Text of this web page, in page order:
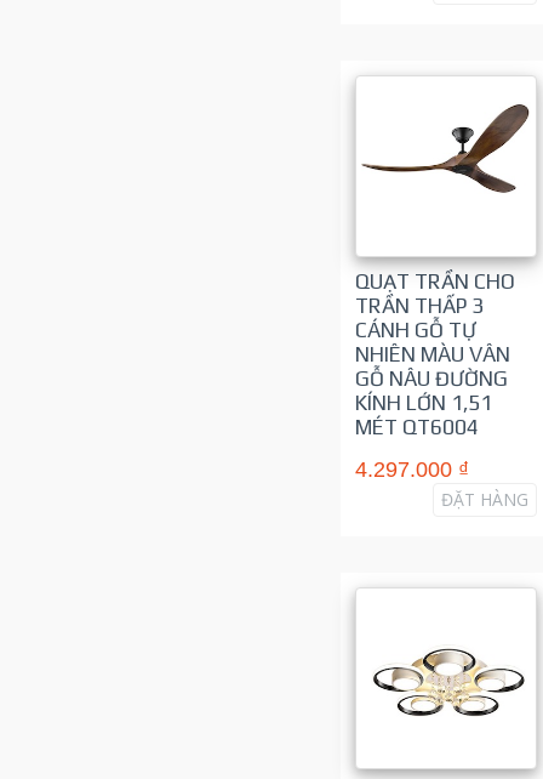
QUẠT TRẦN CHO
TRẦN THẤP 3
CÁNH GỖ TỰ
NHIÊN MÀU VÂN
GỖ NÂU ĐƯỜNG
KÍNH LỚN 1,51
MÉT QT6004
4.297.000 ₫
ĐẶT HÀNG